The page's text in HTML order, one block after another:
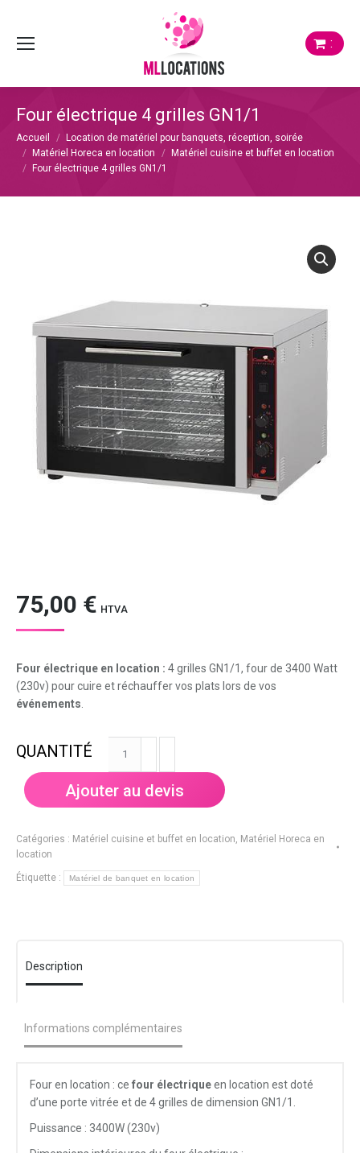
:
Four électrique 4 grilles GN1/1
Vous êtes ici :
Accueil
Location de matériel pour banquets, réception, soirée
Matériel Horeca en location
Matériel cuisine et buffet en location
Four électrique 4 grilles GN1/1
75,00 € HTVA
Four électrique en location : 4 grilles GN1/1, four de 3400 Watt
(230v) pour cuire et réchauffer vos plats lors de vos
événements
électrique
grilles
Ajouter au devis
Catégories : Matériel cuisine et buffet en location, Matériel Horeca en
location
Étiquette : Matériel de banquet en location
Description
Informations complémentaires
Four en location : ce four électriqueen location est doté
d’une porte vitrée et de 4 grilles de dimension GN1/1.
Puissance : 3400W (230v)